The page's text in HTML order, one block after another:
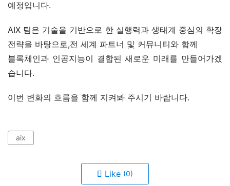
예정입니다.
AIX 팀은 기술을 기반으로 한 실행력과 생태계 중심의 확장
전략을 바탕으로,전 세계 파트너 및 커뮤니티와 함께
블록체인과 인공지능이 결합된 새로운 미래를 만들어가겠
습니다.
이번 변화의 흐름을 함께 지켜봐 주시기 바랍니다.
aix
Like (0)